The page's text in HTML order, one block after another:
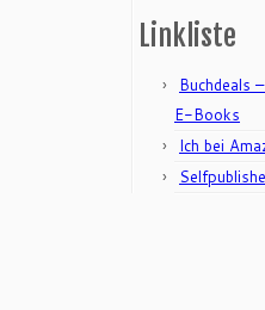
Linkliste
Buchdeals
E-Books
Ich bei